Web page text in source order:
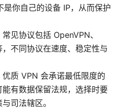
是你自己的设备 IP，从而保护
见协议包括 OpenVPN、
不同协议在速度、稳定性与
优质 VPN 会承诺最低限度的
能有数据保留法规，选择时要
司法辖区。